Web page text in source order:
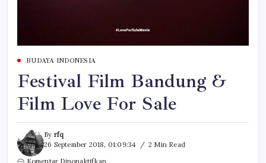
BUDAYA INDONESIA
Festival Film Bandung &
Film Love For Sale
By rfq
26 September 2018, 01:09:34
2 Min Read
Komentar Dinonaktifkanpada